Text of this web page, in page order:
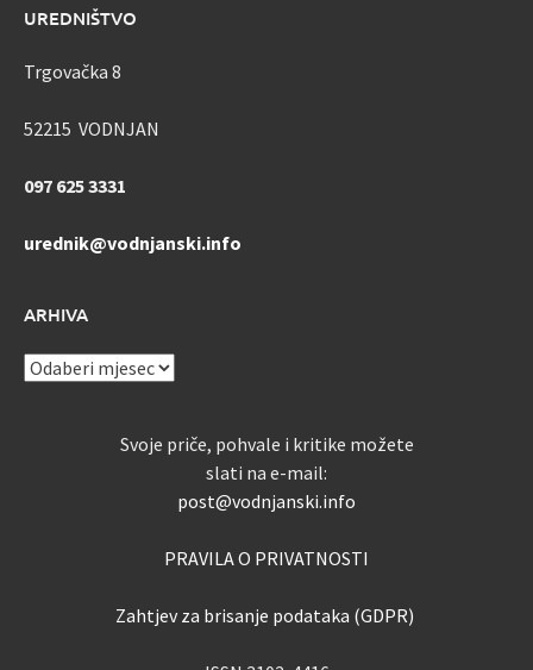
UREDNIŠTVO
Trgovačka 8
52215 VODNJAN
097 625 3331
urednik@vodnjanski.info
ARHIVA
ARHIVA
Svoje priče, pohvale i kritike možete
slati na e-mail:
post@vodnjanski.info
PRAVILA O PRIVATNOSTI
Zahtjev za brisanje podataka (GDPR)